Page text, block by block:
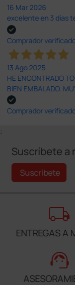
16 Mar 2026
excelente en 3 días
Comprador
13 Ago 2025
HE ENCONTRADO
BIEN EMBALADO.
Comprador
;
Suscríbete a
Suscríbete
local_shipping
ENTREGAS A
support_agent